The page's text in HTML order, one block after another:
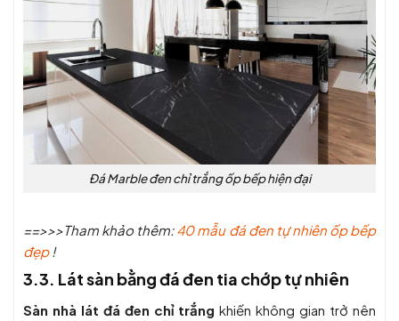
Đá Marble đen chỉ trắng ốp bếp hiện đại
==>>>Tham khảo thêm:40 mẫu đá đen tự nhiên ốp bếp
đẹp!
3.3. Lát sàn bằng đá đen tia chớp tự nhiên
Sàn nhà lát đá đen chỉ trắng khiến không gian trở nên